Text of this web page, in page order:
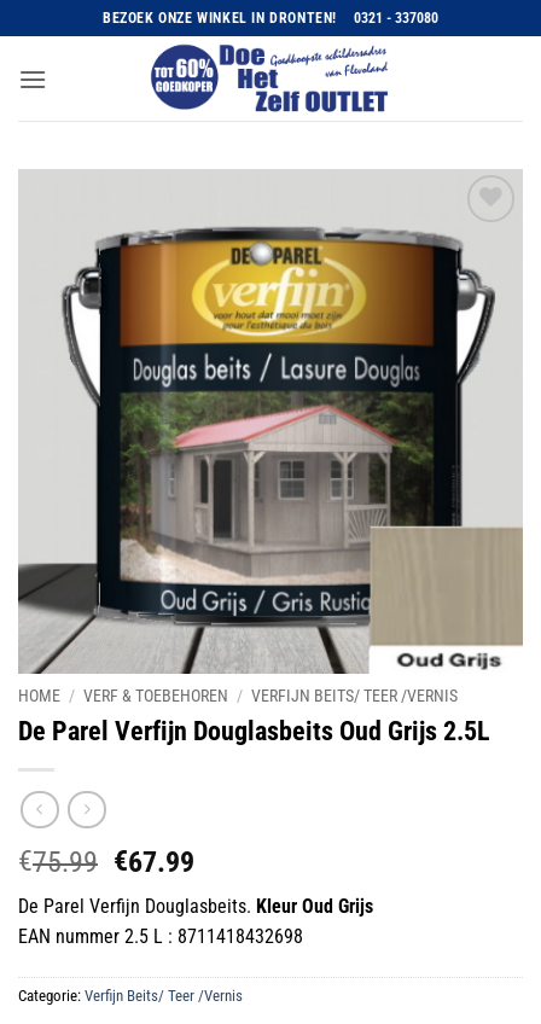
naar
inhoud
BEZOEK ONZE WINKEL IN DRONTEN! 0321 - 337080
Toevoegen
aan
wenslijst
HOME / VERF & TOEBEHOREN / VERFIJN BEITS/ TEER /VERNIS
De Parel Verfijn Douglasbeits Oud Grijs 2.5L
€75.99 Oorspronkelijke
prijs
was:
€75.99.
€67.99
prijs
is:
€67.99.
De Parel Verfijn Douglasbeits. Kleur Oud Grijs
EAN nummer 2.5 L : 8711418432698
Categorie: Verfijn Beits/ Teer /Vernis